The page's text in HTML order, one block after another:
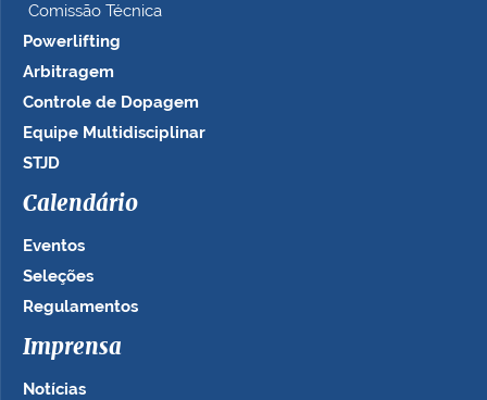
Comissão Técnica
Powerlifting
Arbitragem
Controle de Dopagem
Equipe Multidisciplinar
STJD
Calendário
Eventos
Seleções
Regulamentos
Imprensa
Notícias